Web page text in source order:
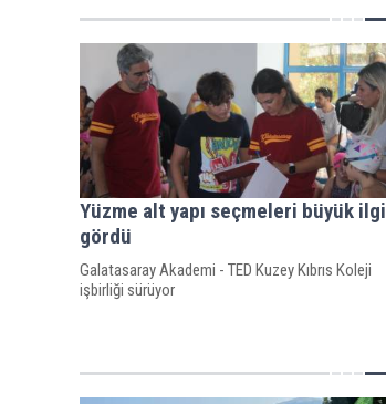
Yüzme alt yapı seçmeleri büyük ilgi
gördü
Galatasaray Akademi - TED Kuzey Kıbrıs Koleji
işbirliği sürüyor